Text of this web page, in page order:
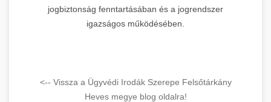
jogbiztonság fenntartásában és a jogrendszer
igazságos működésében.
<-- Vissza a Ügyvédi Irodák Szerepe Felsőtárkány
Heves megye blog oldalra!